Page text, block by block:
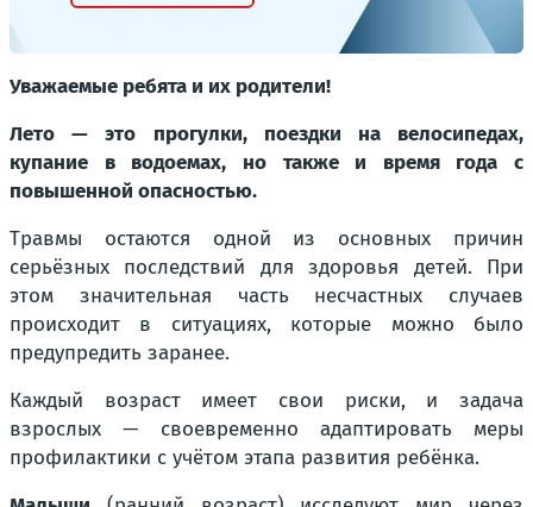
Уважаемые ребята и их родители!
Лето — это прогулки, поездки на велосипедах,
купание в водоемах, но также и время года с
повышенной опасностью.
Травмы остаются одной из основных причин
серьёзных последствий для здоровья детей. При
этом значительная часть несчастных случаев
происходит в ситуациях, которые можно было
предупредить заранее.
Каждый возраст имеет свои риски, и задача
взрослых — своевременно адаптировать меры
профилактики с учётом этапа развития ребёнка.